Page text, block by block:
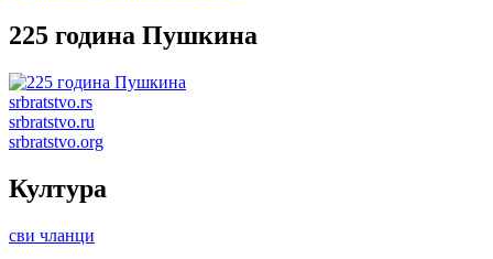
225 година Пушкина
srbratstvo.rs
srbratstvo.ru
srbratstvo.org
Култура
сви чланци